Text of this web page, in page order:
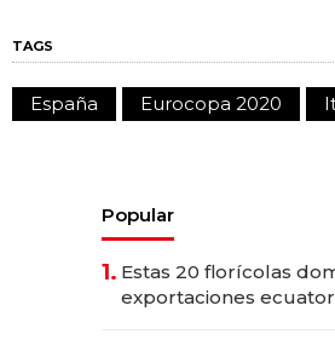
TAGS
España Eurocopa 2020
Popular
1. Estas 20 florícolas
exportaciones